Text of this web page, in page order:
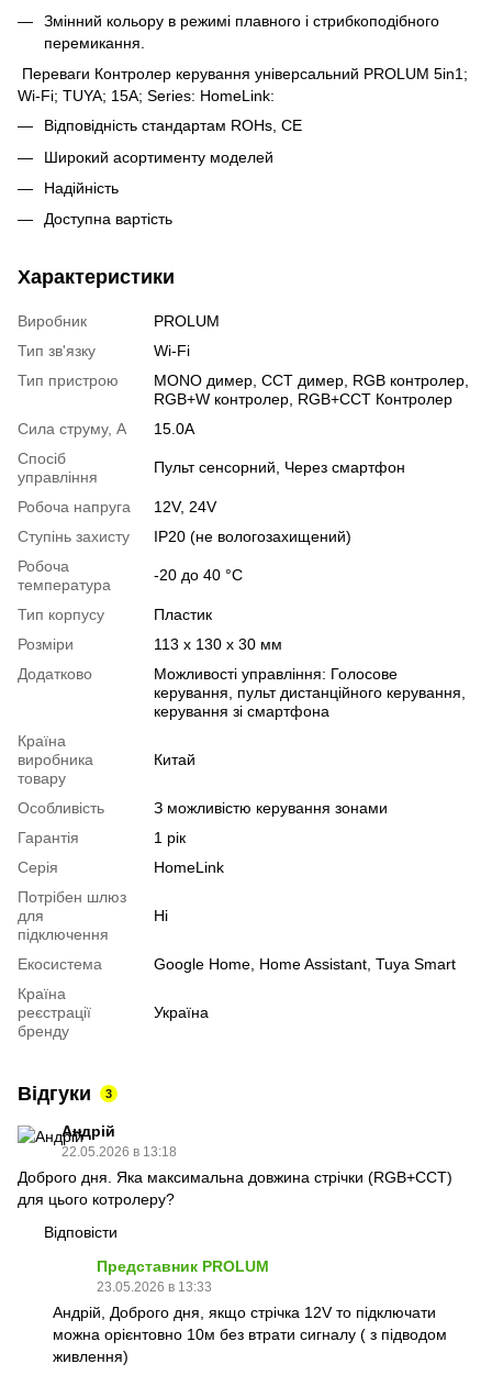
Змінний кольору в режимі плавного і стрибкоподібного
перемикання.
Переваги Контролер керування універсальний PROLUM 5in1;
Wi-Fi; TUYA; 15A; Series: HomeLink:
Відповідність стандартам ROHs, CE
Широкий асортименту моделей
Надійність
Доступна вартість
Характеристики
Виробник
PROLUM
Тип зв'язку
Wi-Fi
Тип пристрою
MONO димер, ССТ димер, RGB контролер,
RGB+W контролер, RGB+CCT Контролер
Сила струму, А
15.0А
Спосіб
управління
Пульт сенсорний, Через смартфон
Робоча напруга
12V, 24V
Ступінь захисту
IP20 (не вологозахищений)
Робоча
температура
-20 до 40 °C
Тип корпусу
Пластик
Розміри
113 х 130 х 30 мм
Додатково
Можливості управління: Голосове
керування, пульт дистанційного керування,
керування зі смартфона
Країна
виробника
товару
Китай
Особливість
З можливістю керування зонами
Гарантія
1 рік
Серія
HomeLink
Потрібен шлюз
для
підключення
Ні
Екосистема
Google Home, Home Assistant, Tuya Smart
Країна
реєстрації
бренду
Україна
Відгуки 3
Андрій
22.05.2026 в 13:18
Доброго дня. Яка максимальна довжина стрічки (RGB+CCT)
для цього котролеру?
Відповісти
Представник PROLUM
23.05.2026 в 13:33
Андрій, Доброго дня, якщо стрічка 12V то підключати
можна орієнтовно 10м без втрати сигналу ( з підводом
живлення)